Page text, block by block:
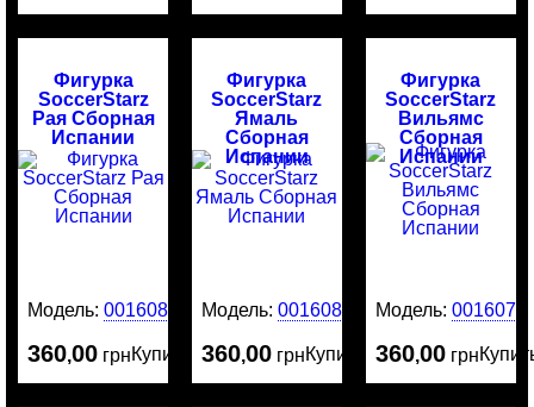
Фигурка
SoccerStarz
Рая Сборная
Испании
Модель:0016081
360,00 грнКупить
Фигурка
SoccerStarz
Ямаль
Сборная
Испании
Модель:0016080
360,00 грнКупить
Фигурка
SoccerStarz
Вильямс
Сборная
Испании
Модель: 0016079
360,00 грн